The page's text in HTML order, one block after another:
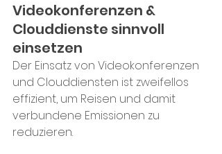
Videokonferenzen &
Clouddienste sinnvoll
einsetzen
Der Einsatz von Videokonferenzen
und Clouddiensten ist zweifellos
effizient, um Reisen und damit
verbundene Emissionen zu
reduzieren.